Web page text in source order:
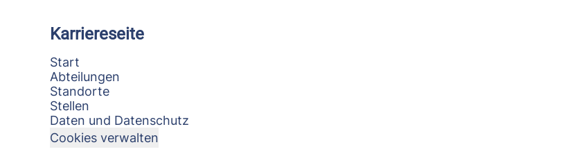
Karriereseite
Start
Abteilungen
Standorte
Stellen
Daten und Datenschutz
Cookies verwalten